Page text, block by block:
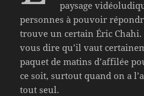
paysage
personnes à pouvoir
trouve un certain Éric
vous dire qu’il vaut
paquet de matins d’affilée
ce soit, surtout quand on a
tout seul.